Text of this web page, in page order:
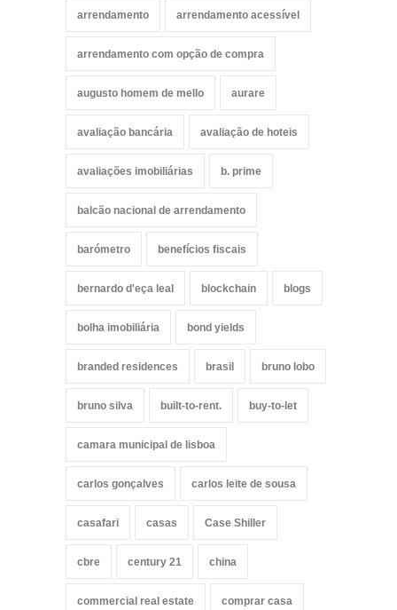
arrendamento arrendamento acessível
arrendamento com opção de compra
augusto homem de mello aurare
avaliação bancária avaliação de hoteis
avaliações imobiliárias b. prime
balcão nacional de arrendamento
barómetro benefícios fiscais
bernardo d'eça leal blockchain blogs
bolha imobiliária bond yields
branded residences brasil bruno lobo
bruno silva built-to-rent. buy-to-let
camara municipal de lisboa
carlos gonçalves carlos leite de sousa
casafari casas Case Shiller
cbre century 21 china
commercial real estate comprar casa